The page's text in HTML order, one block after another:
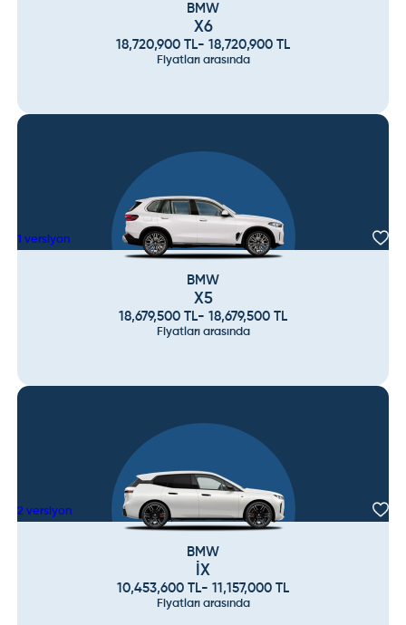
BMW
X6
18,720,900 TL- 18,720,900 TL
Fiyatları arasında
1 versiyon
BMW
X5
18,679,500 TL- 18,679,500 TL
Fiyatları arasında
2 versiyon
BMW
İX
10,453,600 TL- 11,157,000 TL
Fiyatları arasında